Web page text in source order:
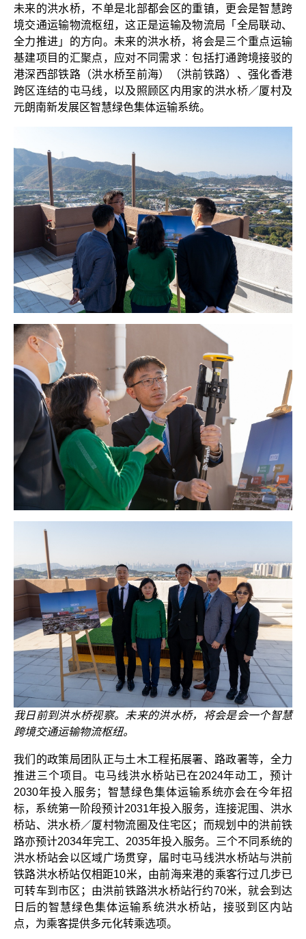
未来的洪水桥，不单是北部都会区的重镇，更会是智慧跨
境交通运输物流枢纽，这正是运输及物流局「全局联动、
全力推进」的方向。未来的洪水桥，将会是三个重点运输
基建项目的汇聚点，应对不同需求︰包括打通跨境接驳的
港深西部铁路（洪水桥至前海）（洪前铁路）、强化香港
跨区连结的屯马线，以及照顾区内用家的洪水桥／厦村及
元朗南新发展区智慧绿色集体运输系统。
我日前到洪水桥视察。未来的洪水桥，将会是会一个智慧
跨境交通运输物流枢纽。
我们的政策局团队正与土木工程拓展署、路政署等，全力
推进三个项目。屯马线洪水桥站已在2024年动工，预计
2030年投入服务；智慧绿色集体运输系统亦会在今年招
标，系统第一阶段预计2031年投入服务，连接泥围、洪水
桥站、洪水桥／厦村物流圈及住宅区；而规划中的洪前铁
路亦预计2034年完工、2035年投入服务。三个不同系统的
洪水桥站会以区域广场贯穿，届时屯马线洪水桥站与洪前
铁路洪水桥站仅相距10米，由前海来港的乘客行过几步已
可转车到市区；由洪前铁路洪水桥站行约70米，就会到达
日后的智慧绿色集体运输系统洪水桥站，接驳到区内站
点，为乘客提供多元化转乘选项。